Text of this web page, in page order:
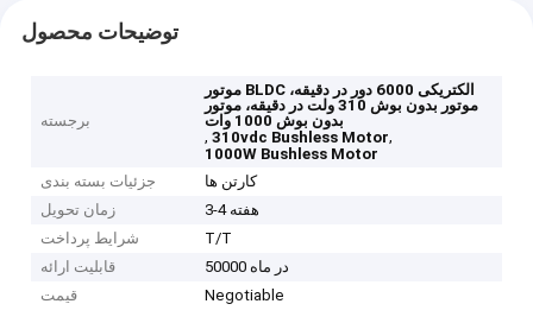
توضیحات محصول
برجسته
موتور BLDC الکتریکی 6000 دور در دقیقه،
موتور بدون بوش 310 ولت در دقیقه، موتور
بدون بوش 1000 وات
,310vdc Bushless Motor,
1000W Bushless Motor
جزئیات بسته بندی
کارتن ها
زمان تحویل
3-4 هفته
شرایط پرداخت
T/T
قابلیت ارائه
50000 در ماه
قیمت
Negotiable